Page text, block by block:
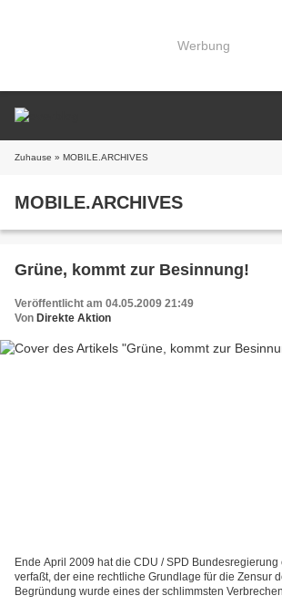
Werbung
Zuhause » MOBILE.ARCHIVES
MOBILE.ARCHIVES
Grüne, kommt zur Besinnung!
Veröffentlicht am 04.05.2009 21:49
Von Direkte Aktion
Ende April 2009 hat die CDU / SPD
verfaßt, der eine rechtliche Grundlage für die Zensur
Begründung wurde eines der schlimmsten